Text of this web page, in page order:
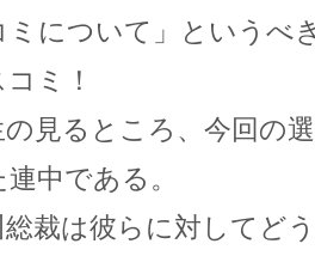
ミについて」というべ
ミ！
見るところ、今回の
中である。
裁は彼らに対してど